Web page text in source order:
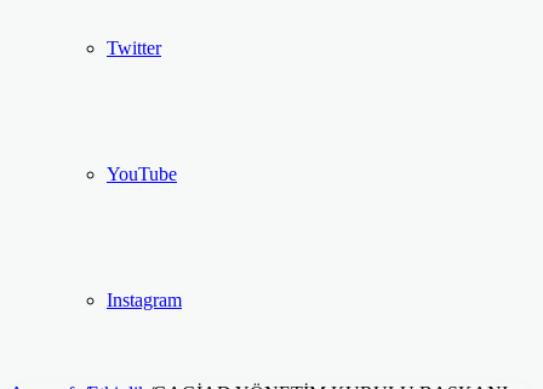
Twitter
YouTube
Instagram